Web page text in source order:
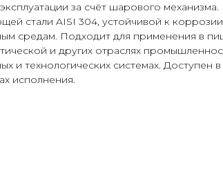
за счёт шарового механизма.
стали AISI 304, устойчивой к
средам. Подходит для применения в
и других отраслях
и технологических системах. Доступен
исполнения.